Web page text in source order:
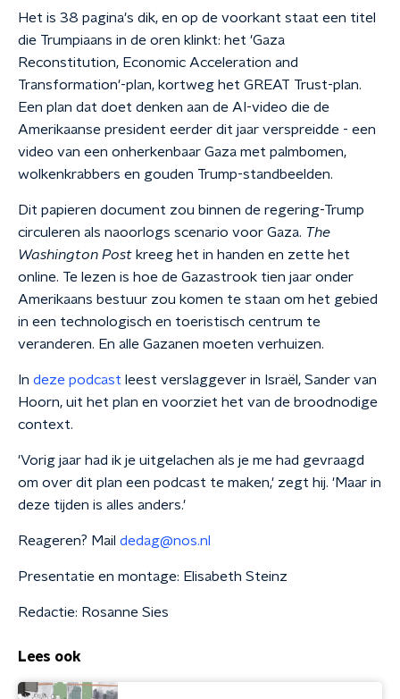
Het is 38 pagina's dik, en op de voorkant staat een titel
die Trumpiaans in de oren klinkt: het 'Gaza
Reconstitution, Economic Acceleration and
Transformation'-plan, kortweg het GREAT Trust-plan.
Een plan dat doet denken aan de AI-video die de
Amerikaanse president eerder dit jaar verspreidde - een
video van een onherkenbaar Gaza met palmbomen,
wolkenkrabbers en gouden Trump-standbeelden.
Dit papieren document zou binnen de regering-Trump
circuleren als naoorlogs scenario voor Gaza. The
Washington Post kreeg het in handen en zette het
online. Te lezen is hoe de Gazastrook tien jaar onder
Amerikaans bestuur zou komen te staan om het gebied
in een technologisch en toeristisch centrum te
veranderen. En alle Gazanen moeten verhuizen.
In deze podcast leest verslaggever in Israël, Sander van
Hoorn, uit het plan en voorziet het van de broodnodige
context.
'Vorig jaar had ik je uitgelachen als je me had gevraagd
om over dit plan een podcast te maken,' zegt hij. 'Maar in
deze tijden is alles anders.'
Reageren? Mail dedag@nos.nl
Presentatie en montage: Elisabeth Steinz
Redactie: Rosanne Sies
Lees ook